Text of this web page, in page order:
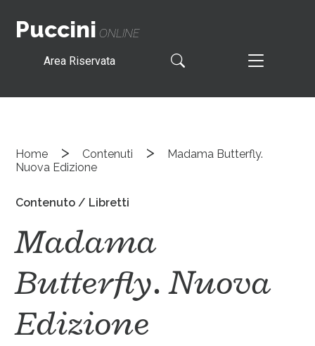
Puccini ONLINE
Area Riservata
Home > Contenuti >
Madama Butterfly.
Nuova Edizione
Contenuto / Libretti
Madama
Butterfly. Nuova
Edizione